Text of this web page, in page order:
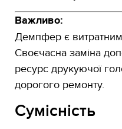
Важливо:
Демпфер є
Своєчасна заміна
ресурс друкуючої
дорогого ремонту.
Сумісність